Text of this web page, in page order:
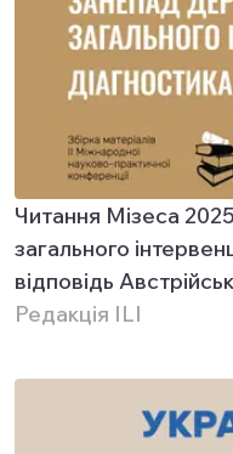
Читання Мізеса
загального
відповідь
Редакція ILI